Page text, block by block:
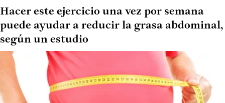
Hacer este ejercicio una vez por semana
puede ayudar a reducir la grasa abdominal,
según un estudio